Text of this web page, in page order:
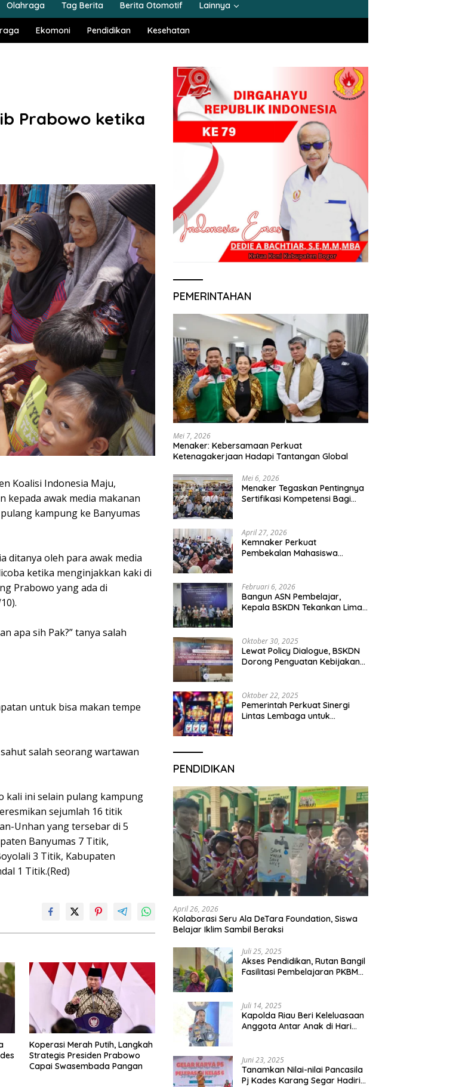
Olahraga Tag Berita Berita Otomotif Lainnya
Ekomoni Pendidikan Kesehatan
Prabowo ketika
Koalisi Indonesia Maju,
kepada awak media makanan
kampung ke Banyumas
ditanya oleh para awak media
ketika menginjakkan kaki di
Prabowo yang ada di
apa sih Pak?” tanya salah
untuk bisa makan tempe
salah seorang wartawan
kali ini selain pulang kampung
sejumlah 16 titik
Unhan yang tersebar di 5
Banyumas 7 Titik,
3 Titik, Kabupaten
1 Titik.(Red)
Koperasi Merah Putih, Langkah
Strategis Presiden Prabowo
Capai Swasembada Pangan
PEMERINTAHAN
Mei 7, 2026
Menaker: Kebersamaan Perkuat
Ketenagakerjaan Hadapi Tantangan Global
Mei 6, 2026
Menaker Tegaskan Pentingnya
Sertifikasi Kompetensi Bagi
April 27, 2026
Kemnaker Perkuat
Pembekalan Mahasiswa
Februari 6, 2026
Bangun ASN Pembelajar,
Kepala BSKDN Tekankan Lima
Oktober 30, 2025
Lewat Policy Dialogue, BSKDN
Dorong Penguatan Kebijakan
Oktober 22, 2025
Pemerintah Perkuat Sinergi
Lintas Lembaga untuk
PENDIDIKAN
April 26, 2026
Kolaborasi Seru Ala DeTara Foundation, Siswa
Belajar Iklim Sambil Beraksi
Juli 25, 2025
Akses Pendidikan, Rutan Bangil
Fasilitasi Pembelajaran PKBM
Juli 14, 2025
Kapolda Riau Beri Keleluasaan
Anggota Antar Anak di Hari
Juni 23, 2025
Tanamkan Nilai-nilai Pancasila
Pj Kades Karang Segar Hadiri